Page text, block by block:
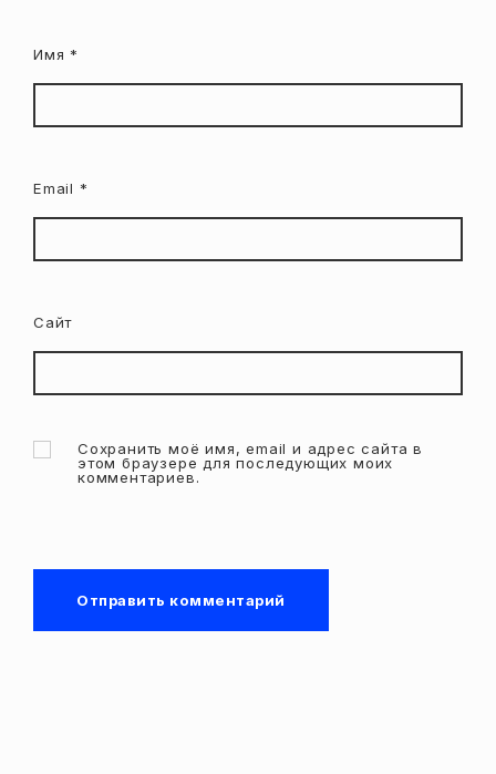
Имя *
Email *
Сайт
Сохранить моё имя, email и адрес сайта в
этом браузере для последующих моих
комментариев.